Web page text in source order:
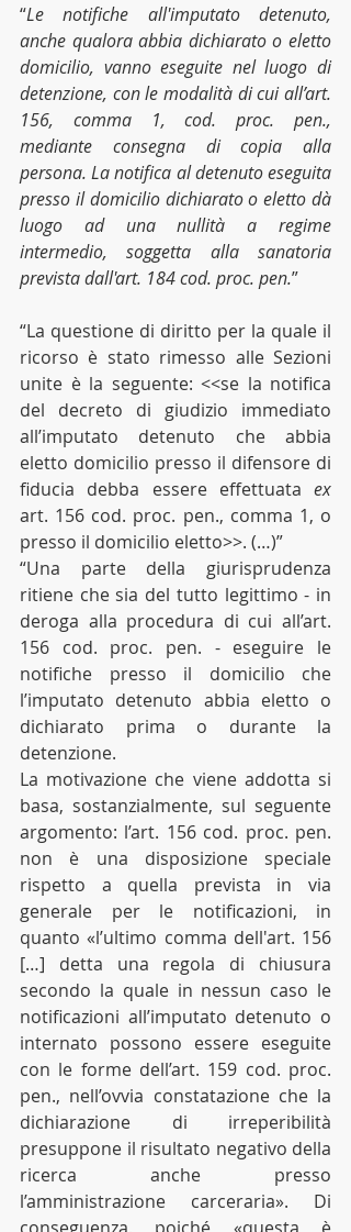
“Le notifiche all'imputato detenuto,
anche qualora abbia dichiarato o eletto
domicilio, vanno eseguite nel luogo di
detenzione, con le modalità di cui all’art.
156, comma 1, cod. proc. pen.,
mediante consegna di copia alla
persona. La notifica al detenuto eseguita
presso il domicilio dichiarato o eletto dà
luogo ad una nullità a regime
intermedio, soggetta alla sanatoria
prevista dall'art. 184 cod. proc. pen.”
“La questione di diritto per la quale il
ricorso è stato rimesso alle Sezioni
unite è la seguente: <<se la notifica
del decreto di giudizio immediato
all’imputato detenuto che abbia
eletto domicilio presso il difensore di
fiducia debba essere effettuata ex
art. 156 cod. proc. pen., comma 1, o
presso il domicilio eletto>>. (…)”
“Una parte della giurisprudenza
ritiene che sia del tutto legittimo - in
deroga alla procedura di cui all’art.
156 cod. proc. pen. - eseguire le
notifiche presso il domicilio che
l’imputato detenuto abbia eletto o
dichiarato prima o durante la
detenzione.
La motivazione che viene addotta si
basa, sostanzialmente, sul seguente
argomento: l’art. 156 cod. proc. pen.
non è una disposizione speciale
rispetto a quella prevista in via
generale per le notificazioni, in
quanto «l’ultimo comma dell'art. 156
[…] detta una regola di chiusura
secondo la quale in nessun caso le
notificazioni all’imputato detenuto o
internato possono essere eseguite
con le forme dell’art. 159 cod. proc.
pen., nell’ovvia constatazione che la
dichiarazione di irreperibilità
presuppone il risultato negativo della
ricerca anche presso
l’amministrazione carceraria». Di